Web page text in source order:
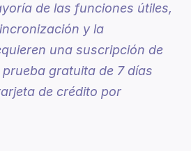
de las funciones útiles,
y la
una suscripción de
gratuita de 7 días
de crédito por